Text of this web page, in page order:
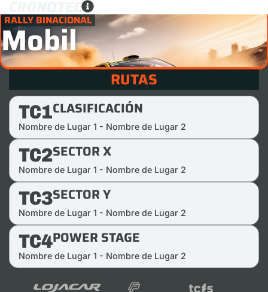
RALLY BINACIONAL
Mobil
RUTAS
TC1CLASIFICACIÓN
Nombre de Lugar 1 - Nombre de Lugar 2
TC2SECTOR X
Nombre de Lugar 1 - Nombre de Lugar 2
TC3SECTOR Y
Nombre de Lugar 1 - Nombre de Lugar 2
TC4POWER STAGE
Nombre de Lugar 1 - Nombre de Lugar 2